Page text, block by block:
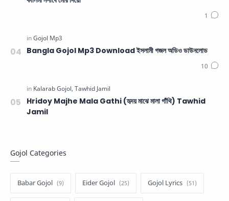
Bangla Gojol Mp3 Download ইসলামী গজল অডিও ডাউনলোড
Hridoy Majhe Mala Gathi (হৃদয় মাঝে মালা গাঁথি) Tawhid
Jamil
Gojol Categories
Babar Gojol Eider Gojol Gojol Lyrics